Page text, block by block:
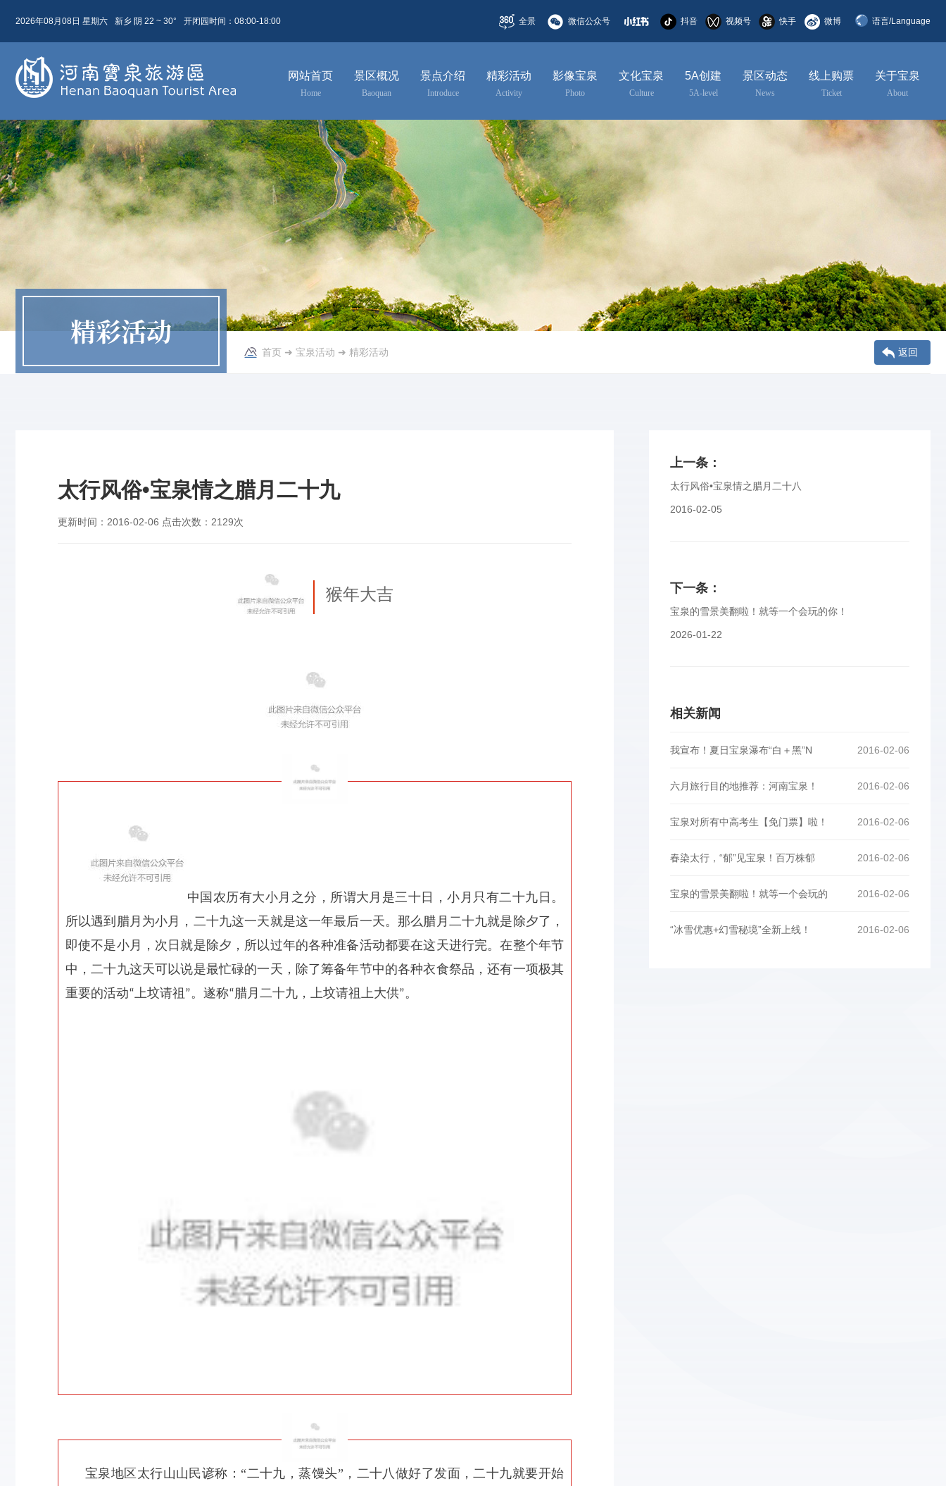
2026年08月08日 星期六 新乡 阴 22 ~ 30°
今天( 星期六)
22 ~ 30
阴
东北风 5级
明天( 星期日)
22 ~ 31
晴
东北风 4级
后天( 星期一)
24 ~ 31
阴
东北风 3级
开闭园时间：08:00-18:00 语言/Language
English
日本語
全景 微信公众号 抖音 视频号 快手 微博
网站首页
Home
景区概况
Baoquan
景点介绍
Introduce
精彩活动
Activity
影像宝泉
Photo
文化宝泉
Culture
5A创建
5A-level
景区动态
News
线上购票
Ticket
关于宝泉
About
精彩活动
首页 ➜ 宝泉活动 ➜ 精彩活动 返回
太行风俗•宝泉情之腊月二十九
更新时间： 2016-02-06 点击次数： 2129次
猴年大吉
中国农历有大小月之分，所谓大月是三十日，小月只有二十九日。
所以遇到腊月为小月，二十九这一天就是这一年最后一天。那么腊月二十九就是除夕了，
即使不是小月，次日就是除夕，所以过年的各种准备活动都要在这天进行完。在整个年节
中，二十九这天可以说是最忙碌的一天，除了筹备年节中的各种衣食祭品，还有一项极其
重要的活动“上坟请祖 ”。 遂称“ 腊月二十九，上坟请祖上大供”。
宝泉地区太行山山民谚称：“二十九，蒸馒头”， 二十八做好了发面，二十九就要开始
上一条：
太行风俗•宝泉情之腊月二十八
2016-02-05
下一条：
宝泉的雪景美翻啦！就等一个会玩的你！
2026-01-22
相关新闻
2016-02-06
我宣布！夏日宝泉瀑布“白＋黑”N
2016-02-06
六月旅行目的地推荐：河南宝泉！
2016-02-06
宝泉对所有中高考生【免门票】啦！
2016-02-06
春染太行，“郁”见宝泉！百万株郁
2016-02-06
宝泉的雪景美翻啦！就等一个会玩的
2016-02-06
“冰雪优惠+幻雪秘境”全新上线！